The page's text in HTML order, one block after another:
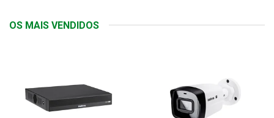
OS MAIS VENDIDOS